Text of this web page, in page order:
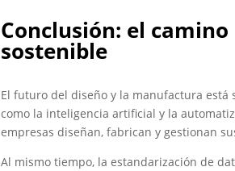
Conclusión: el
sostenible
El futuro del diseño y la manufactura
como la inteligencia artificial y la
empresas diseñan, fabrican y gestionan
Al mismo tiempo, la estandarización de